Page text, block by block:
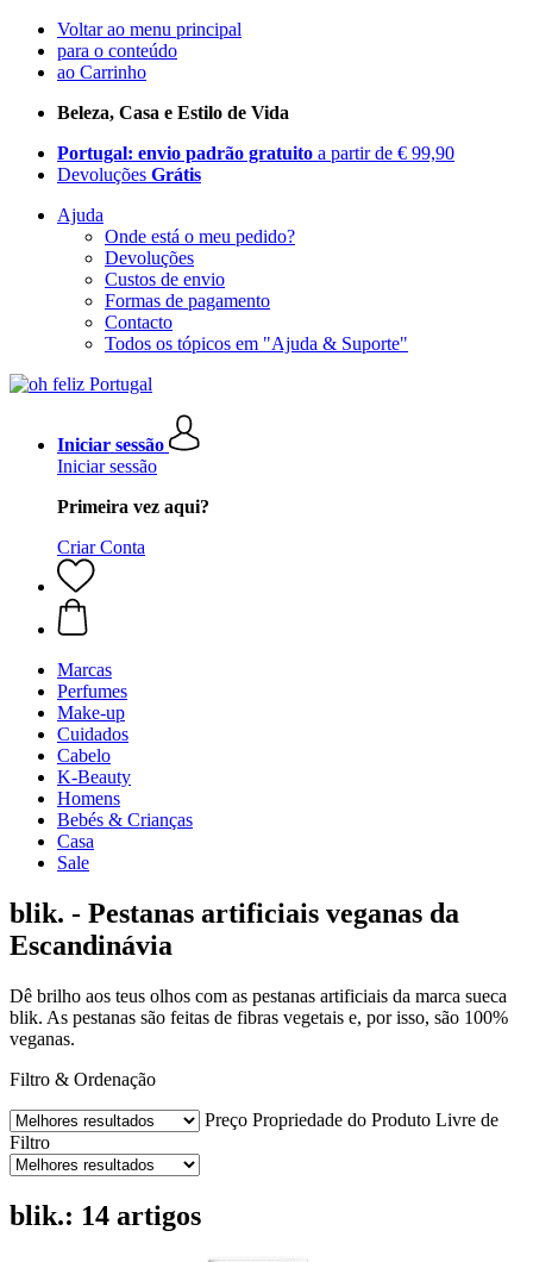
Voltar ao menu principal
para o conteúdo
ao Carrinho
Beleza, Casa e Estilo de Vida
Portugal: envio padrão gratuito a partir de € 99,90
Devoluções Grátis
Ajuda
Onde está o meu pedido?
Devoluções
Custos de envio
Formas de pagamento
Contacto
Todos os tópicos em "Ajuda & Suporte"
Iniciar sessão
Iniciar sessão
Primeira vez aqui?
Criar Conta
Marcas
Perfumes
Make-up
Cuidados
Cabelo
K-Beauty
Homens
Bebés & Crianças
Casa
Sale
blik. - Pestanas artificiais veganas da
Escandinávia
Dê brilho aos teus olhos com as pestanas artificiais da marca sueca
blik. As pestanas são feitas de fibras vegetais e, por isso, são 100%
veganas.
Filtro & Ordenação
Preço Propriedade do Produto Livre de
Filtro
blik.: 14 artigos